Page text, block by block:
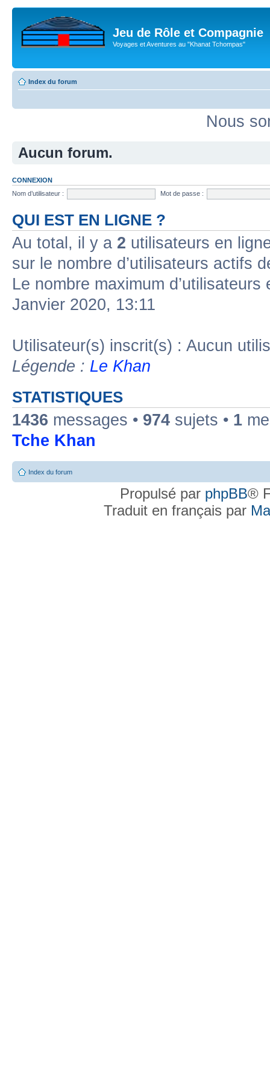
Jeu de Rôle et Compagnie
Voyages et Aventures au "Khanat Tchompas"
Index du forum
Nous
Aucun forum.
CONNEXION
Nom d’utilisateur :
Mot de passe :
QUI EST EN LIGNE ?
Au total, il y a 2 utilisateurs en
sur le nombre d’utilisateurs actifs
Le nombre maximum
Janvier 2020, 13:11
Utilisateur(s) inscrit(s) : Aucun
Légende : Le Khan
STATISTIQUES
1436 messages • 974 sujets • 1
Tche Khan
Index du forum
Propulsé par phpBB®
Traduit en français par